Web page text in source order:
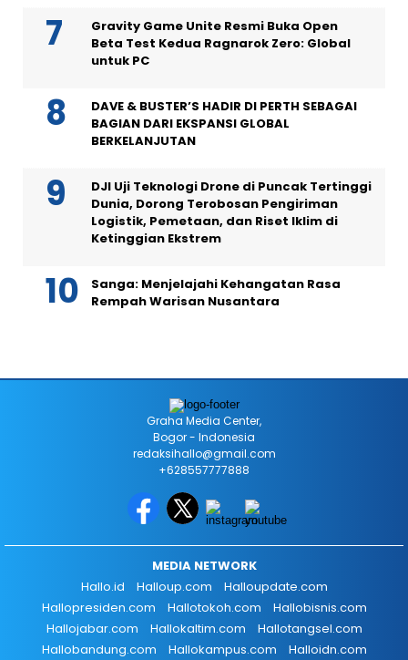
Gravity Game Unite Resmi Buka Open
Beta Test Kedua Ragnarok Zero: Global
untuk PC
DAVE & BUSTER’S HADIR DI PERTH SEBAGAI
BAGIAN DARI EKSPANSI GLOBAL
BERKELANJUTAN
DJI Uji Teknologi Drone di Puncak Tertinggi
Dunia, Dorong Terobosan Pengiriman
Logistik, Pemetaan, dan Riset Iklim di
Ketinggian Ekstrem
Sanga: Menjelajahi Kehangatan Rasa
Rempah Warisan Nusantara
Graha Media Center,
Bogor - Indonesia
redaksihallo@gmail.com
+628557777888
MEDIA NETWORK
Hallo.id
Halloup.com
Halloupdate.com
Hallopresiden.com
Hallotokoh.com
Hallobisnis.com
Hallojabar.com
Hallokaltim.com
Hallotangsel.com
Hallobandung.com
Hallokampus.com
Halloidn.com